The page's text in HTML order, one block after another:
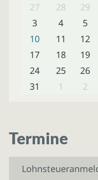
27
28 29
3
4 5
10
11 12
17
18 19
24
25 26
31
1 2
Termine